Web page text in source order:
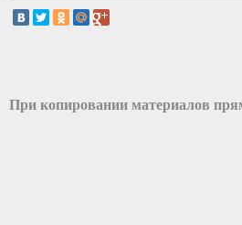
При копировании материалов